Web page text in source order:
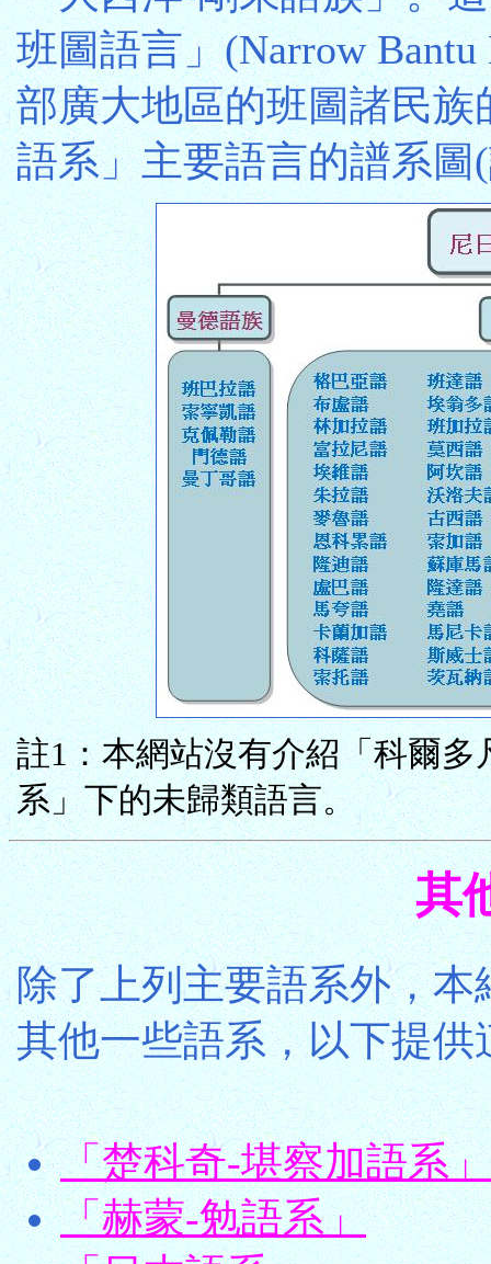
班圖語言」(Narrow
部廣大地區的班圖諸民
語系」主要語言的譜系圖
註1：本網站沒有介紹「科爾
系」下的未歸類語言。
其
除了上列主要語系外，
其他一些語系，以下提供
「楚科奇-堪察加語系」
「赫蒙-勉語系」